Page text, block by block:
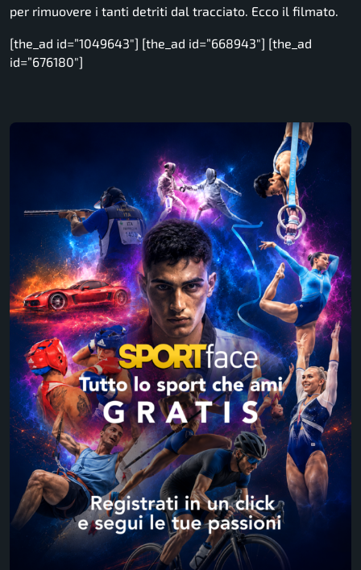
per rimuovere i tanti detriti dal tracciato. Ecco il filmato.
[the_ad id=”1049643″] [the_ad id=”668943″] [the_ad
id=”676180″]